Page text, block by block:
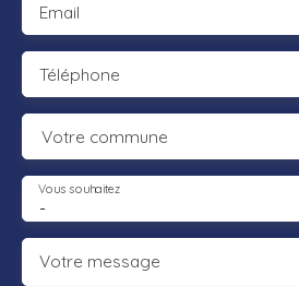
Email
Téléphone
Votre commune
-
Vous souhaitez
Votre message